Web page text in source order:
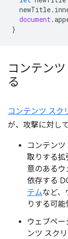
newTitle.
document.
}
コンテン
る
コンテンツ スク
が、攻撃に対し
コンテン
取りする拡
意のある
依存する
テムなど、
りする可能
ウェブペ
ンツ スク